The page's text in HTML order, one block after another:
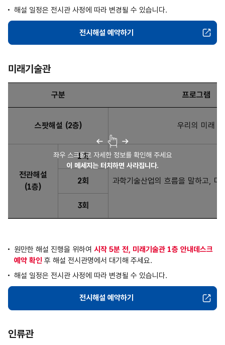
해설 일정은 전시관 사정에 따라 변경될 수 있습니다.
한국과학기술사관
전시해설 예약하기
미래기술관
좌우 스크롤로 자세한 정보를 확인해 주세요
이 메세지는 터치하면 사라집니다.
구분 프로그램
스팟해설 (2층) 우리의 미래
전관해설
(1층)
1회
과학기술산업의 흐름을 말하고, 미
2회
3회
원만한 해설 진행을 위하여 시작 5분 전, 미래기술관 1층 안내데스크
예약 확인 후 해설 전시관명에서 대기해 주세요.
해설 일정은 전시관 사정에 따라 변경될 수 있습니다.
미래기술관
전시해설 예약하기
인류관